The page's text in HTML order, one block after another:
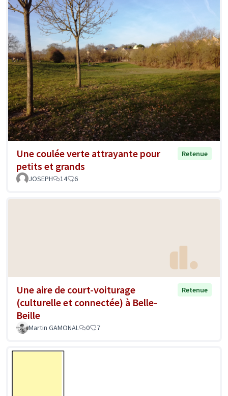
Une coulée verte attrayante pour
petits et grands
Retenue
JOSEPH 14 6
Une aire de court-voiturage
(culturelle et connectée) à Belle-
Beille
Retenue
Martin GAMONAL 0 7